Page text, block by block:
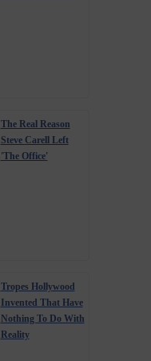
The Real Reason
Steve Carell Left
'The Office'
Tropes Hollywood
Invented That Have
Nothing To Do With
Reality